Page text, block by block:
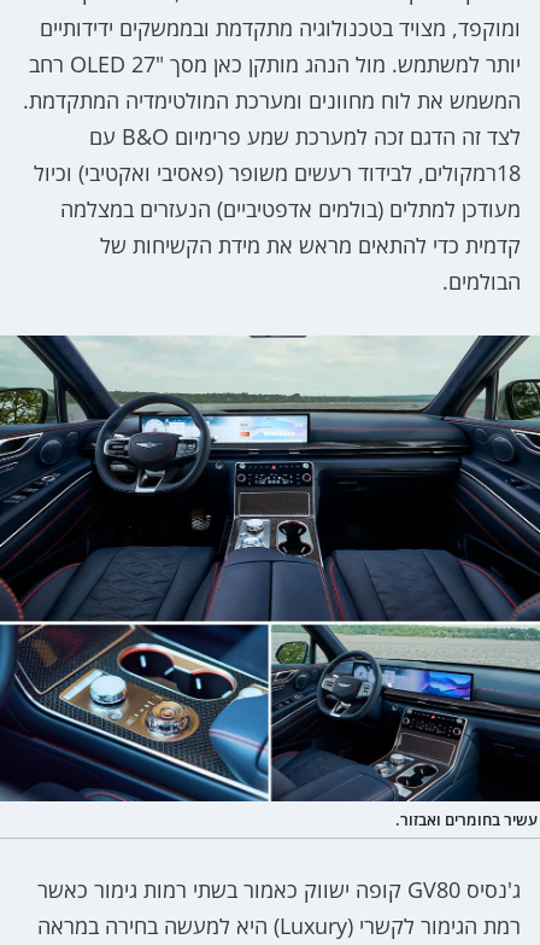
ומוקפד, מצויד בטכנולוגיה מתקדמת ובממשקים ידידותיים
יותר למשתמש. מול הנהג מותקן כאן מסך "27 OLED רחב
המשמש את לוח מחוונים ומערכת המולטימדיה המתקדמת.
לצד זה הדגם זכה למערכת שמע פרימיום B&O עם
18רמקולים, לבידוד רעשים משופר (פאסיבי ואקטיבי) וכיול
מעודכן למתלים (בולמים אדפטיביים) הנעזרים במצלמה
קדמית כדי להתאים מראש את מידת הקשיחות של
הבולמים.
עשיר בחומרים ואבזור.
ג'נסיס GV80 קופה ישווק כאמור בשתי רמות גימור כאשר
רמת הגימור לקשרי (Luxury) היא למעשה בחירה במראה